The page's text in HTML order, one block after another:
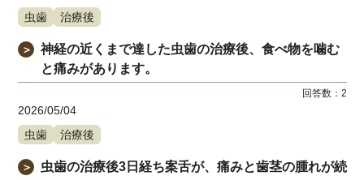
虫歯
治療後
＞
神経の近くまで達した虫歯の治療後、食べ物を噛む
と痛みがあります。
回答数： 2
2026/05/04
虫歯
治療後
＞
虫歯の治療後3日経ち案舌が、痛みと歯茎の腫れが続